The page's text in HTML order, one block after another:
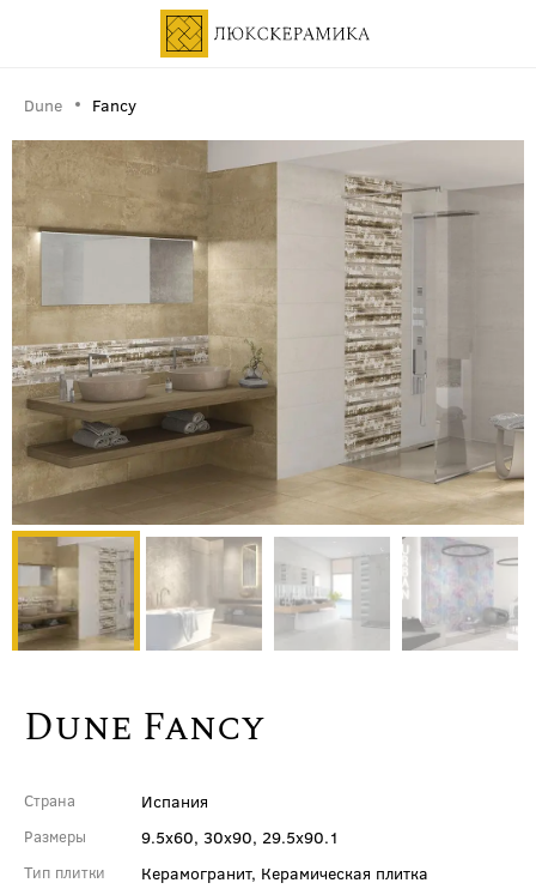
Dune Fancy
Dune Fancy
Страна Испания
Размеры 9.5x60, 30x90, 29.5x90.1
Тип плитки Керамогранит, Керамическая плитка